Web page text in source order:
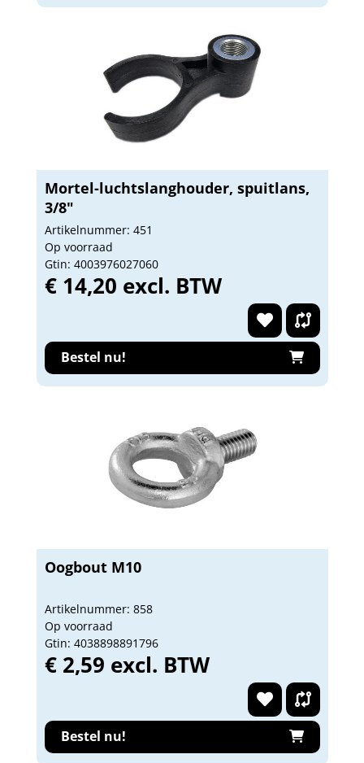
Mortel-luchtslanghouder, spuitlans,
3/8"
Artikelnummer: 451
Op voorraad
Gtin: 4003976027060
€ 14,20 excl. BTW
Bestel nu!
Oogbout M10
Artikelnummer: 858
Op voorraad
Gtin: 4038898891796
€ 2,59 excl. BTW
Bestel nu!